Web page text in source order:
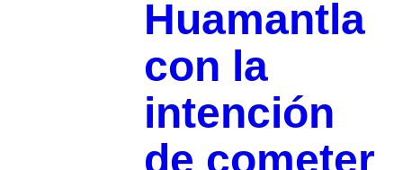
Huamantla
con la
intención
de cometer